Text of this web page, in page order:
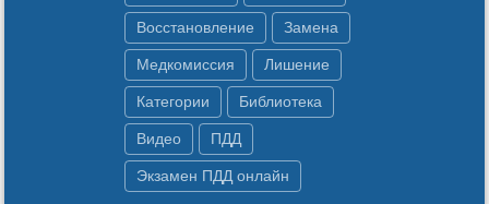
Восстановление Замена
Медкомиссия Лишение
Категории Библиотека
Видео ПДД
Экзамен ПДД онлайн